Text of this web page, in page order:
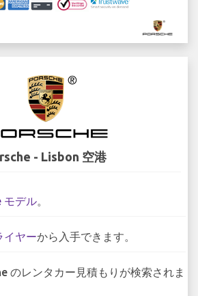
- Lisbon 空港
モデル。
イヤーから入手できます。
のレンタカー見積もりが検索されま